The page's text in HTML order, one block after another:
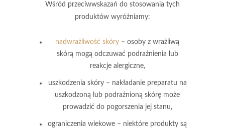
Wśród przeciwwskazań do stosowania tych
produktów wyróżniamy:
nadwrażliwość skóry – osoby z wrażliwą
skórą mogą odczuwać podrażnienia lub
reakcje alergiczne,
uszkodzenia skóry– nakładanie preparatu na
uszkodzoną lub podrażnioną skórę może
prowadzić do pogorszenia jej stanu,
ograniczenia wiekowe – niektóre produkty są